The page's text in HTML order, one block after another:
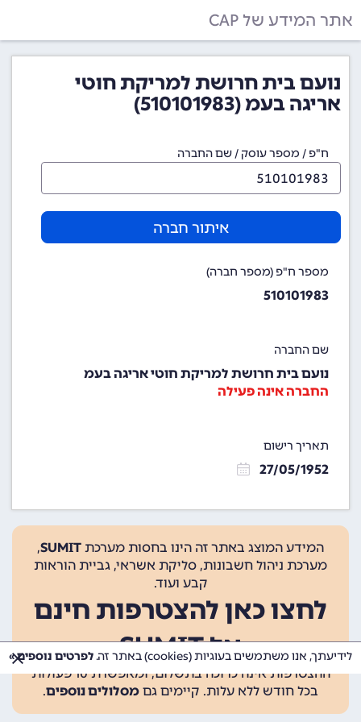
אתר המידע של CAP
נועם בית חרושת למריקת חוטי
אריגה בעמ (510101983)
ח"פ / מספר עוסק / שם החברה
איתור חברה
מספר ח"פ (מספר חברה)
510101983
שם החברה
נועם בית חרושת למריקת חוטי אריגה בעמ
החברה אינה פעילה
תאריך רישום
27/05/1952
המידע המוצג באתר זה הינו בחסות מערכת SUMIT
,
מערכת ניהול חשבונות, סליקת אשראי, גביית הוראות
קבע ועוד.
לחצו כאן להצטרפות חינם
אל SUMIT
ההצטרפות אינה כרוכה בתשלום, ומאפשרת 10 פעולות
בכל חודש ללא עלות. קיימים גם מסלולים נוספים.
לידיעתך, אנו משתמשים בעוגיות (cookies) באתר זה. לפרטים נוספים »